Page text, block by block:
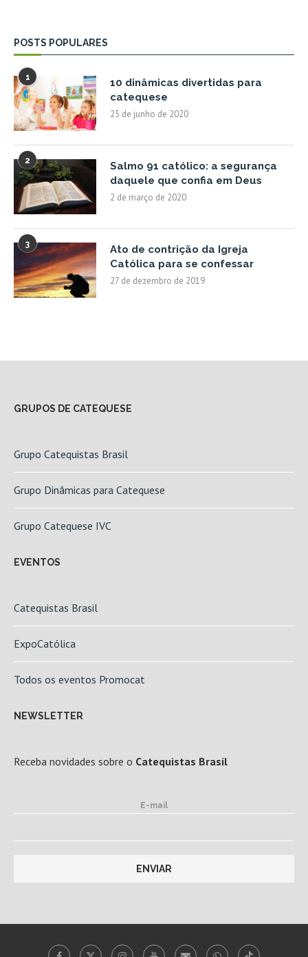
POSTS POPULARES
1
10 dinâmicas divertidas para
catequese
25 de junho de 2020
2
Salmo 91 católico: a segurança
daquele que confia em Deus
2 de março de 2020
3
Ato de contrição da Igreja
Católica para se confessar
27 de dezembro de 2019
GRUPOS DE CATEQUESE
Grupo Catequistas Brasil
Grupo Dinâmicas para Catequese
Grupo Catequese IVC
EVENTOS
Catequistas Brasil
ExpoCatólica
Todos os eventos Promocat
NEWSLETTER
Receba novidades sobre o Catequistas Brasil
E-mail